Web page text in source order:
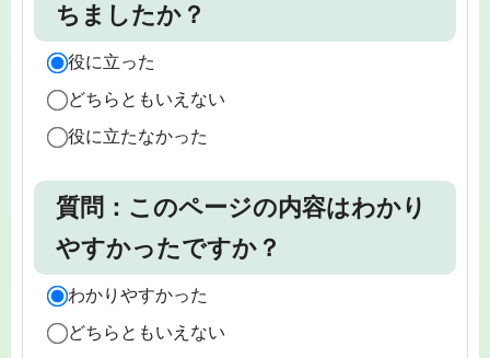
ちましたか？
役に立った
どちらともいえない
役に立たなかった
質問：このページの内容はわかり
やすかったですか？
わかりやすかった
どちらともいえない